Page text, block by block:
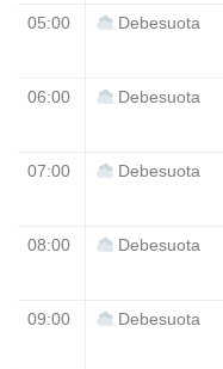
05:00 Debesuota
06:00 Debesuota
07:00 Debesuota
08:00 Debesuota
09:00 Debesuota